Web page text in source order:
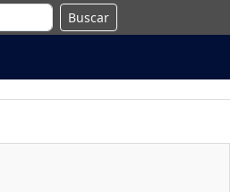
Buscar